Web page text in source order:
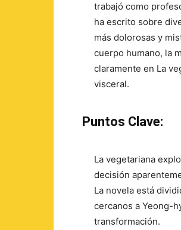
trabajó como
ha escrito sobre
más dolorosas y
cuerpo humano, la
claramente en La
visceral.
Puntos Clave:
La vegetariana
decisión
La novela está
cercanos a Yeong-
transformación.